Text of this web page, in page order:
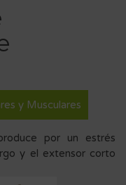
y Musculares
por un estrés
y el extensor corto